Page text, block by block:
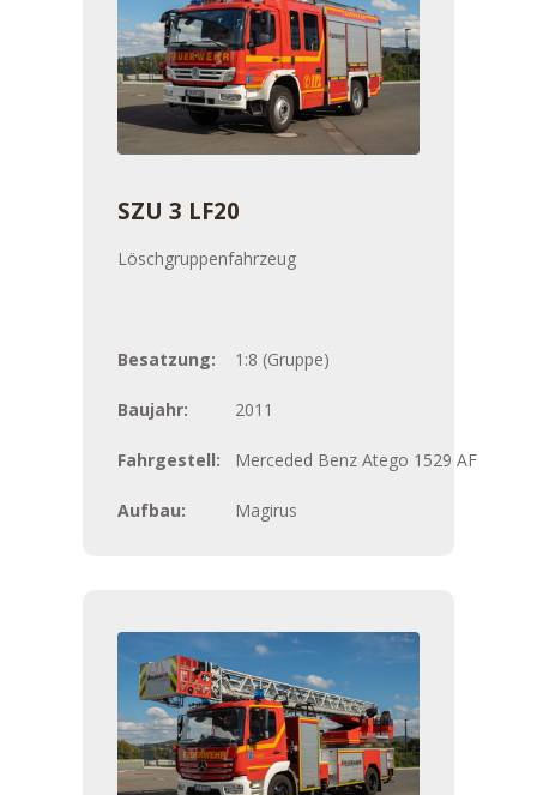
SZU 3 LF20
Löschgruppenfahrzeug
Besatzung: 1:8 (Gruppe)
Baujahr: 2011
Fahrgestell: Merceded Benz Atego 1529 AF
Aufbau: Magirus